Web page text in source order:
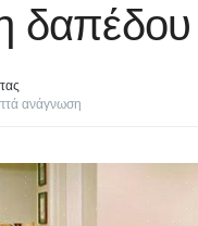
δαπέδου
ανάγνωση